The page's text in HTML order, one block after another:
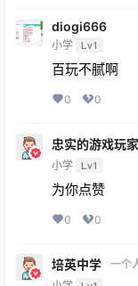
diogi666
小学 Lv1
百玩不腻啊
0 0
忠实的游戏玩家
小学 Lv1
为你点赞
0 0
培英中学
一个